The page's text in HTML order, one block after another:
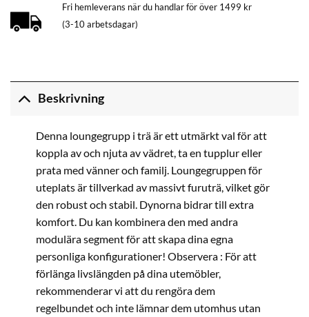
Fri hemleverans när du handlar för över 1499 kr
(3-10 arbetsdagar)
Beskrivning
Denna loungegrupp i trä är ett utmärkt val för att
koppla av och njuta av vädret, ta en tupplur eller
prata med vänner och familj. Loungegruppen för
uteplats är tillverkad av massivt furuträ, vilket gör
den robust och stabil. Dynorna bidrar till extra
komfort. Du kan kombinera den med andra
modulära segment för att skapa dina egna
personliga konfigurationer! Observera : För att
förlänga livslängden på dina utemöbler,
rekommenderar vi att du rengöra dem
regelbundet och inte lämnar dem utomhus utan